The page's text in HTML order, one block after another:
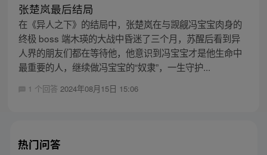
张楚岚最后结局
在《异人之下》的结局中，张楚岚在与觊觎冯宝宝肉身的
终极 boss 端木瑛的大战中昏迷了三个月，苏醒后看到异
人界的朋友们都在等待他，他意识到冯宝宝才是他生命中
最重要的人，继续做冯宝宝的“奴隶”，一生守护...
1 个回答 2024年08月15日 15:06
热门问答